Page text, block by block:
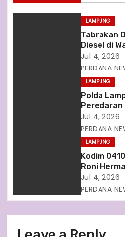
g
LAMPUNG
Tabrakan
Diesel di
Jul 4, 2026
PERDANA
LAMPUNG
Polda
Peredaran
Butir
Jul 4, 2026
PERDANA
LAMPUNG
Kodim
Roni
Dalam
Jul 4, 2026
PERDANA